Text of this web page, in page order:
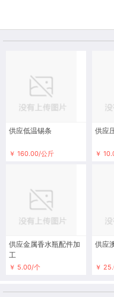
供应低温锡条
￥ 160.00/公斤
供应
￥
供应金属香水瓶配件加
工
￥ 5.00/个
供应
￥